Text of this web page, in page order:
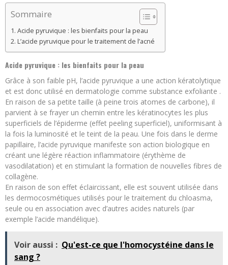
Sommaire
Acide pyruvique : les bienfaits pour la peau
L’acide pyruvique pour le traitement de l’acné
Acide pyruvique : les bienfaits pour la peau
Grâce à son faible pH, l’acide pyruvique a une action kératolytique
et est donc utilisé en dermatologie comme substance exfoliante .
En raison de sa petite taille (à peine trois atomes de carbone), il
parvient à se frayer un chemin entre les kératinocytes les plus
superficiels de l’épiderme (effet peeling superficiel), uniformisant à
la fois la luminosité et le teint de la peau. Une fois dans le derme
papillaire, l’acide pyruvique manifeste son action biologique en
créant une légère réaction inflammatoire (érythème de
vasodilatation) et en stimulant la formation de nouvelles fibres de
collagène.
En raison de son effet éclaircissant, elle est souvent utilisée dans
les dermocosmétiques utilisés pour le traitement du chloasma,
seule ou en association avec d’autres acides naturels (par
exemple l’acide mandélique).
Voir aussi : Qu'est-ce que l'homocystéine dans le
sang ?